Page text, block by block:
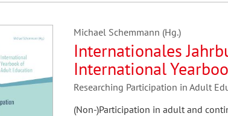
Michael Schemmann (Hg.)
Internationales
International
Researching Participation in Adult
(Non-)Participation in adult and